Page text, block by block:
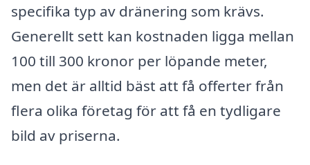
specifika typ av dränering som krävs.
Generellt sett kan kostnaden ligga mellan
100 till 300 kronor per löpande meter,
men det är alltid bäst att få offerter från
flera olika företag för att få en tydligare
bild av priserna.